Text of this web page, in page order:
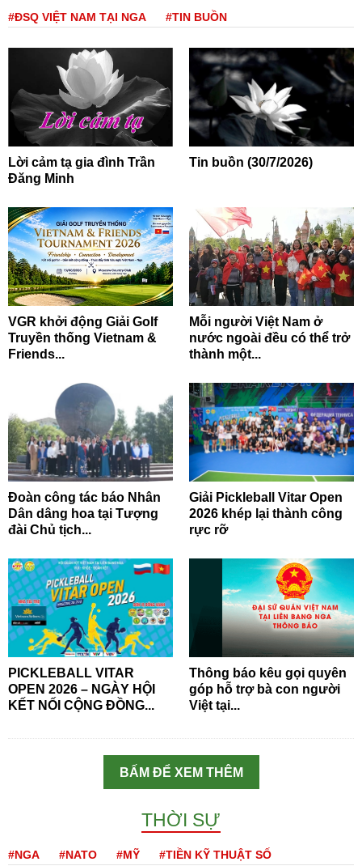
#ĐSQ VIỆT NAM TẠI NGA #TIN BUỒN
Lời cảm tạ gia đình Trần
Đăng Minh
Tin buồn (30/7/2026)
VGR khởi động Giải Golf
Truyền thống Vietnam &
Friends...
Mỗi người Việt Nam ở
nước ngoài đều có thể trở
thành một...
Đoàn công tác báo Nhân
Dân dâng hoa tại Tượng
đài Chủ tịch...
Giải Pickleball Vitar Open
2026 khép lại thành công
rực rỡ
PICKLEBALL VITAR
OPEN 2026 – NGÀY HỘI
KẾT NỐI CỘNG ĐỒNG...
Thông báo kêu gọi quyên
góp hỗ trợ bà con người
Việt tại...
BẤM ĐỂ XEM THÊM
THỜI SỰ
#NGA #NATO #MỸ #TIỀN KỸ THUẬT SỐ